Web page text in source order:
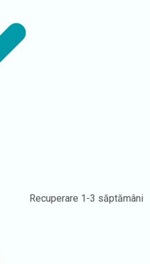
Recuperare 1-3 săptămâni